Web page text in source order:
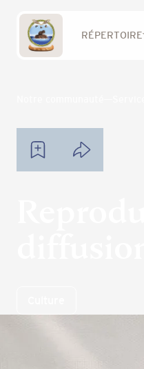
RÉPERTOIRE